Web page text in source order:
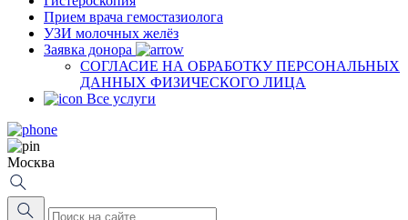
Прием врача гемостазиолога
УЗИ молочных желёз
Заявка донора
СОГЛАСИЕ НА ОБРАБОТКУ ПЕРСОНАЛЬНЫХ
ДАННЫХ ФИЗИЧЕСКОГО ЛИЦА
Все услуги
Москва